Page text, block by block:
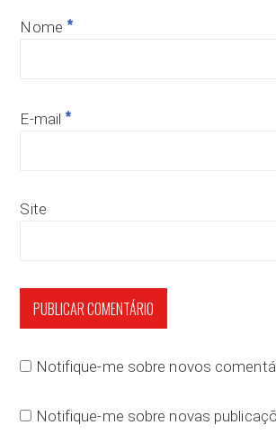
Nome *
E-mail *
Site
Notifique-me sobre novos
Notifique-me sobre novas